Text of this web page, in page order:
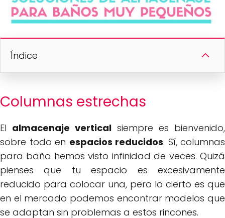
Índice
Columnas estrechas
El almacenaje vertical siempre es bienvenido,
sobre todo en espacios reducidos. Sí, columnas
para baño hemos visto infinidad de veces. Quizá
pienses que tu espacio es excesivamente
reducido para colocar una, pero lo cierto es que
en el mercado podemos encontrar modelos que
se adaptan sin problemas a estos rincones.